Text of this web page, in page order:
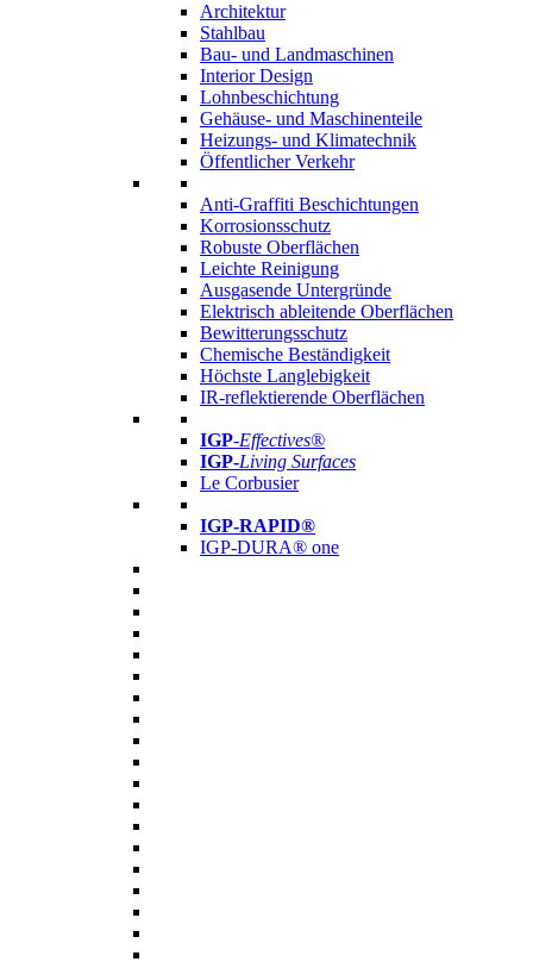
Architektur
Stahlbau
Bau- und Landmaschinen
Interior Design
Lohnbeschichtung
Gehäuse- und Maschinenteile
Heizungs- und Klimatechnik
Öffentlicher Verkehr
Anti-Graffiti Beschichtungen
Korrosionsschutz
Robuste Oberflächen
Leichte Reinigung
Ausgasende Untergründe
Elektrisch ableitende Oberflächen
Bewitterungsschutz
Chemische Beständigkeit
Höchste Langlebigkeit
IR-reflektierende Oberflächen
IGP-Effectives®
IGP-Living Surfaces
Le Corbusier
IGP-RAPID®
IGP-DURA® one